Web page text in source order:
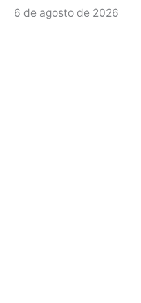
6 de agosto de 2026